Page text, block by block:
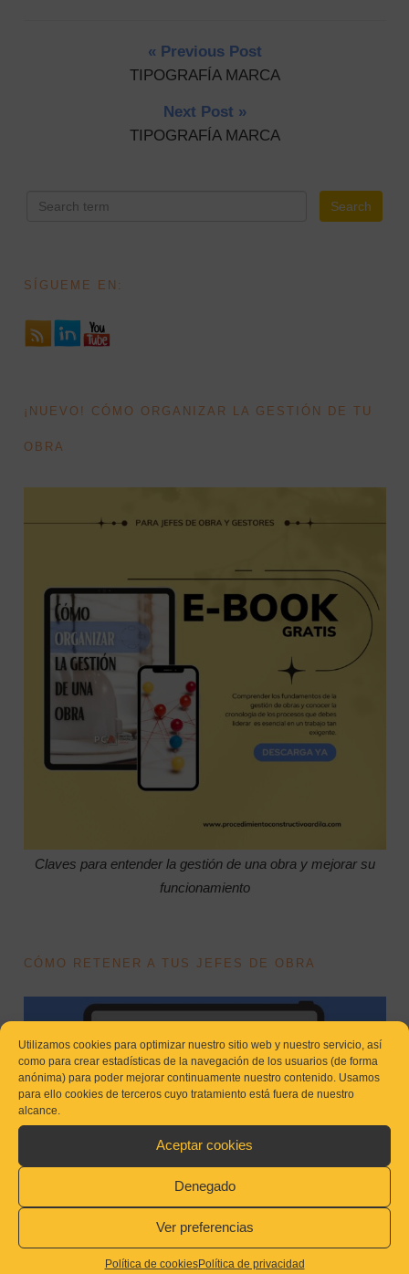
Utilizamos cookies para optimizar nuestro sitio web y nuestro servicio, así
como para crear estadísticas de la navegación de los usuarios (de forma
anónima) para poder mejorar continuamente nuestro contenido. Usamos
para ello cookies de terceros cuyo tratamiento está fuera de nuestro
alcance.
Aceptar cookies
Denegado
Ver preferencias
Política de cookiesPolítica de privacidad
« Previous Post
TIPOGRAFÍA MARCA
Next Post »
TIPOGRAFÍA MARCA
SÍGUEME EN:
¡NUEVO! CÓMO ORGANIZAR LA GESTIÓN DE TU
OBRA
Claves para entender la gestión de una obra y mejorar su
funcionamiento
CÓMO RETENER A TUS JEFES DE OBRA